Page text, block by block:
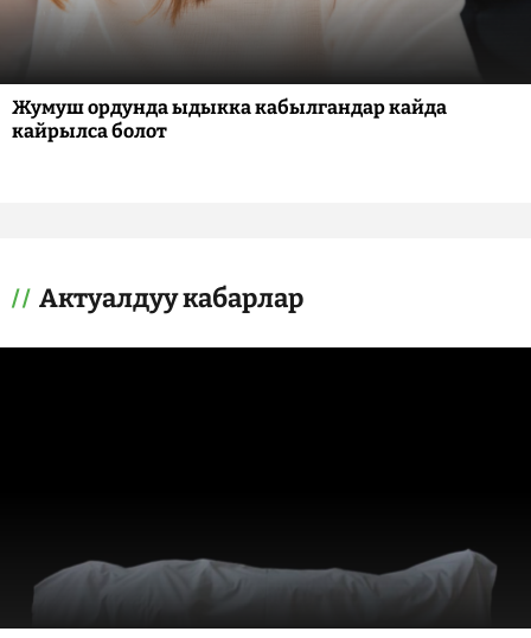
Жумуш ордунда ыдыкка кабылгандар кайда
кайрылса болот
Актуалдуу кабарлар